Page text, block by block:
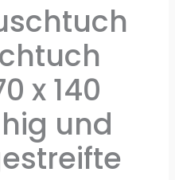
x 140
und